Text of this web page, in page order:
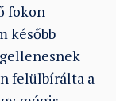
fokon
később
felülbírálta a